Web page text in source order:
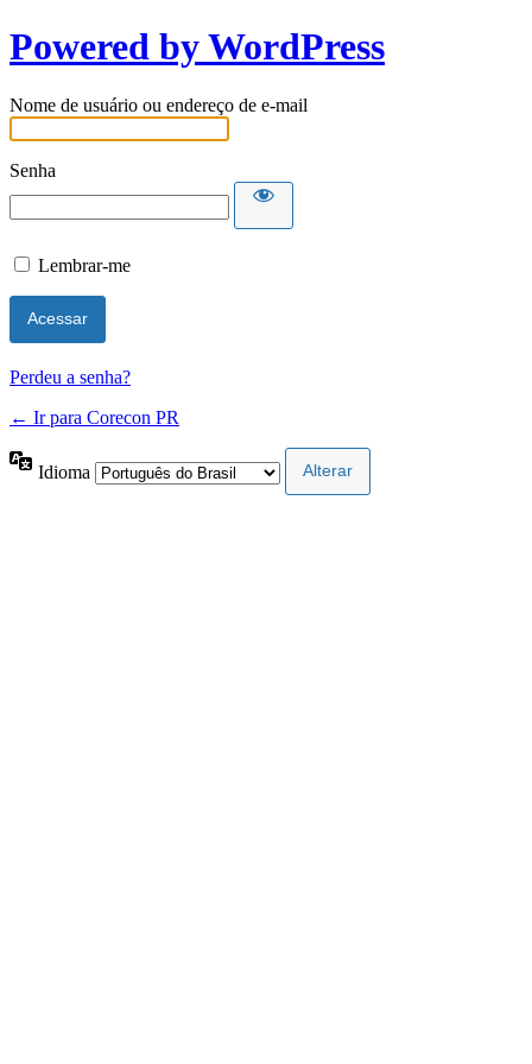
Powered by WordPress
Nome de usuário ou endereço de e-mail
Senha
Lembrar-me
Perdeu a senha?
← Ir para Corecon PR
Idioma